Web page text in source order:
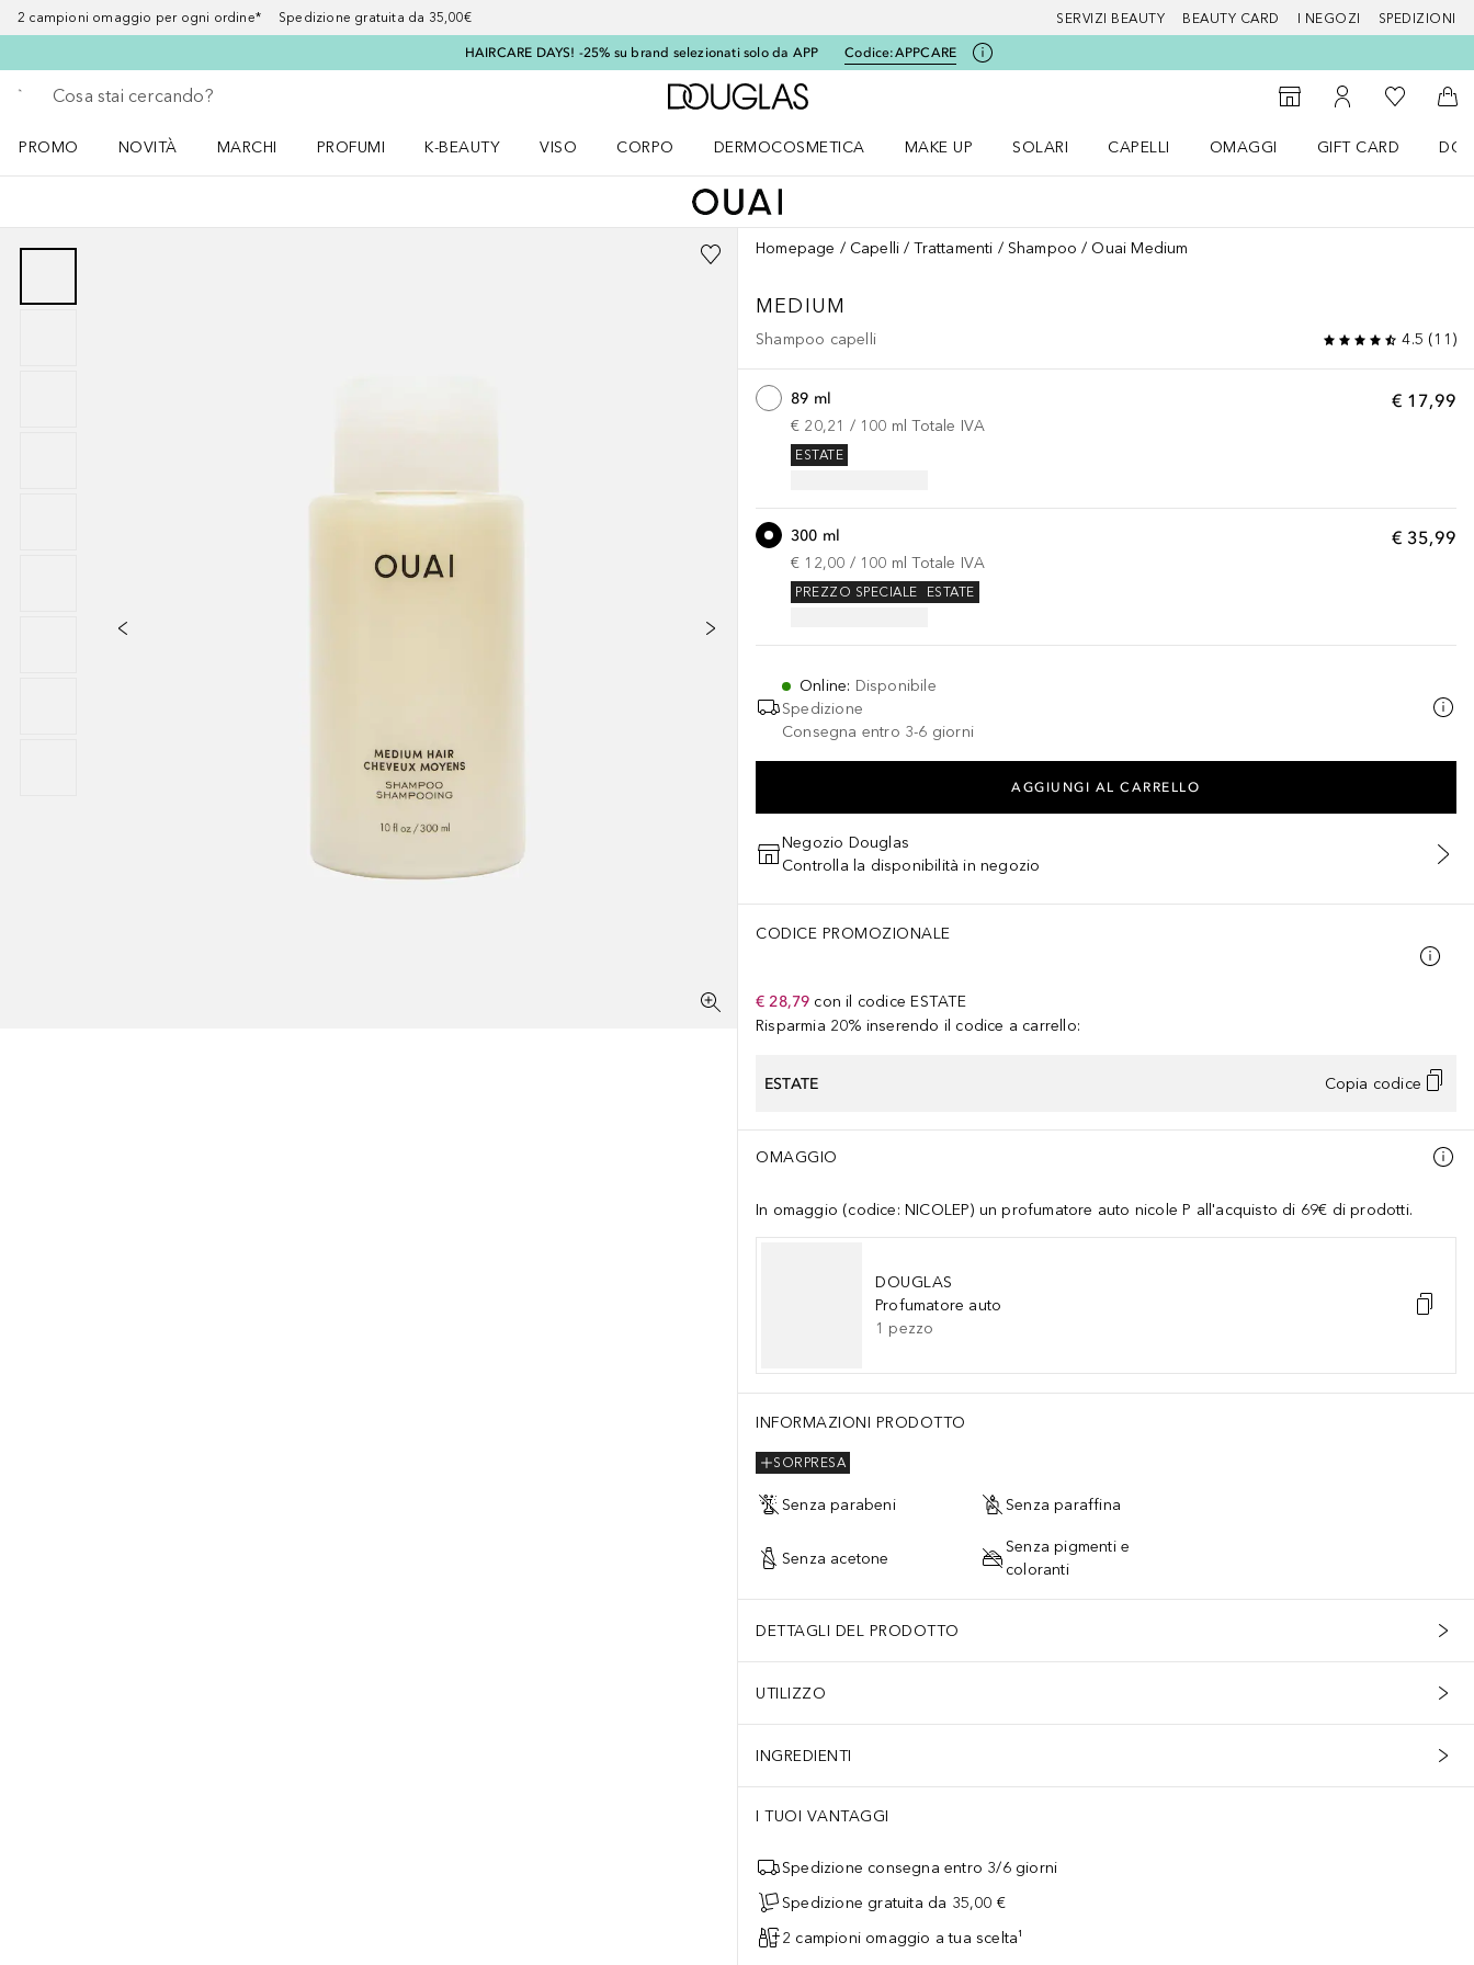
2 campioni omaggio per ogni ordine* Spedizione gratuita da 35,00€ SERVIZI BEAUTY BEAUTY CARD I NEGOZI SPEDIZIONI
HAIRCARE DAYS! -25% su brand selezionati solo da APP Codice:APPCARE
Torna indietro
Esegui ricerca
A Douglas Home
StorefinderAl Mio Account
Alla Mia
Al
PROMO
NOVITÀ
MARCHI
PROFUMI
K-BEAUTY
VISO
CORPO
DERMOCOSMETICA
MAKE UP
SOLARI
CAPELLI
OMAGGI
GIFT CARD
Homepage Capelli Trattamenti Shampoo Ouai Medium
MEDIUM
Shampoo capelli 4.5 (11 )
€ 17,99
89 ml
€ 20,21 / 100 ml Totale IVA
ESTATE
€ 35,99
300 ml
€ 12,00 / 100 ml Totale IVA
ESTATE
PREZZO SPECIALE
Online: Disponibile
Spedizione
Consegna entro 3-6 giorni
AGGIUNGI AL CARRELLO
Negozio Douglas
Controlla la disponibilità in negozio
CODICE PROMOZIONALE
€ 28,79 con il codice ESTATE
Risparmia 20% inserendo il codice a carrello:
ESTATE Copia codice
OMAGGIO
In omaggio (codice: NICOLEP) un profumatore auto nicole P all'acquisto di 69€ di prodotti.
DOUGLAS
Profumatore auto
1 pezzo
INFORMAZIONI PRODOTTO
SORPRESA
Senza parabeni Senza paraffina
Senza acetone
Senza pigmenti e
coloranti
DETTAGLI DEL PRODOTTO
UTILIZZO
INGREDIENTI
I TUOI VANTAGGI
Spedizione consegna entro 3/6 giorni
Spedizione gratuita da 35,00 €
2 campioni omaggio a tua scelta¹